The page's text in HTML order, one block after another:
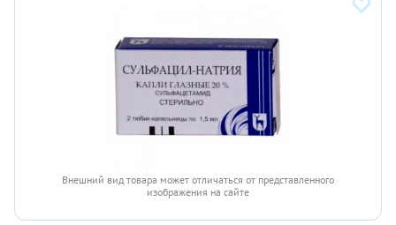
Внешний вид товара может отличаться от представленного
изображения на сайте